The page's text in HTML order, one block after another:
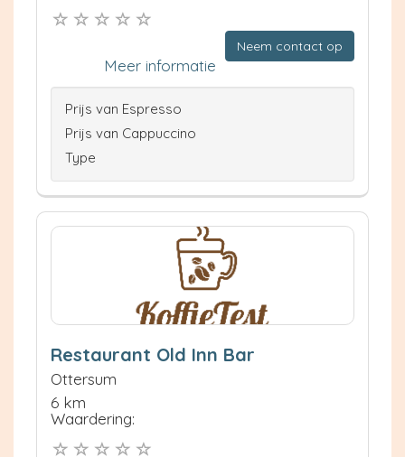
Neem contact op
Meer informatie
Prijs van Espresso
Prijs van Cappuccino
Type
Restaurant Old Inn Bar
Ottersum
6 km
Waardering: